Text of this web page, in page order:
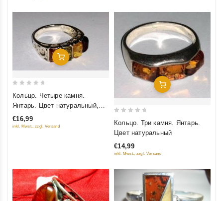
Добавить В Корзину
5
Кольцо. Четыре камня.
Янтарь. Цвет натуральный,
зеленый, желтый, красный
€16,99
inkl. Mwst., zzgl. Versand
Добавить В Корзину
5
Кольцо. Три камня. Янтарь.
Цвет натуральный
€14,99
inkl. Mwst., zzgl. Versand